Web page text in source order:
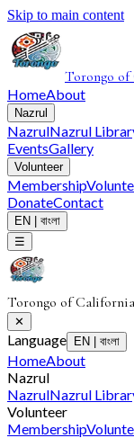
Skip to main content
Torongo
HomeAbout
Nazrul
NazrulNazrul
EventsGallery
Volunteer
Membership
DonateContact
EN
বাংলা
☰
Torongo of California
✕
Language EN বাংলা
HomeAbout
Nazrul
NazrulNazrul
Volunteer
Membership